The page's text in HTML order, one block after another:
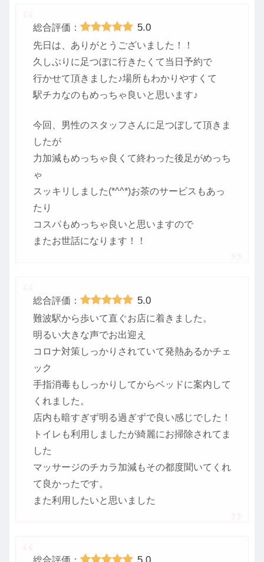
総合評価： 5.0
先日は、ありがとうございました！！
久しぶりに足つぼに行きたくて当日予約で
行かせて頂きました♪場所もわかりやすくて
駅チカなのもめっちゃ良いと思います♪
今回、男性のスタッフさんに足つぼして頂きま
したが
力加減もめっちゃ良くて終わった後足がめっち
ゃ
スッキリしました(*^^*)お茶のサービスもあっ
たり
コスパもめっちゃ良いと思いますので
またお世話になります！！
総合評価： 5.0
難波駅から歩いて直ぐお店に着きました。
明るい大きな声でお出迎え
コロナ対策しっかりされていて発熱あるかチェ
ック
手指消毒もしっかりしてからベッドに案内して
くれました。
店内も暗すぎず明る過ぎずで良い感じでした！
トイレも利用しましたが綺麗にお掃除されてま
した
マッサージのチカラ加減もその都度聞いてくれ
て良かったです。
また利用したいと思いました
総合評価：